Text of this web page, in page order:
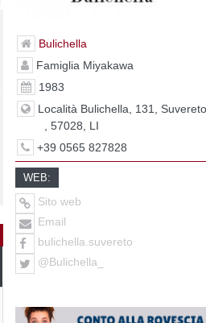
Bulichella
Famiglia Miyakawa
1983
Località Bulichella, 131, Suvereto
, 57028, LI
+39 0565 827828
WEB:
Sito web
Email
bulichella.suvereto
@Bulichella_